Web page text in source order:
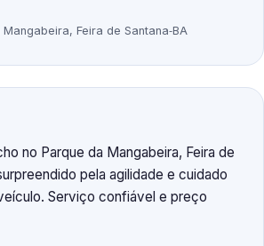
Feira de Santana‑BA
no Parque da Mangabeira, Feira de
pela agilidade e cuidado
Serviço confiável e preço